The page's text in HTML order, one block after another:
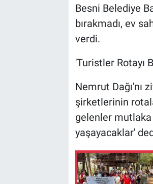
Besni Belediye
bırakmadı, ev
verdi.
'Turistler Rotayı
Nemrut Dağı'nı
şirketlerinin
gelenler
yaşayacaklar'